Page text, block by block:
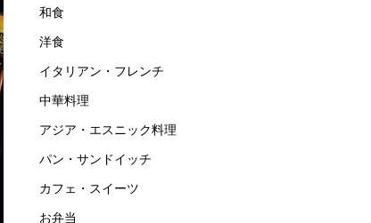
和食
洋食
イタリアン・フレンチ
中華料理
アジア・エスニック料理
パン・サンドイッチ
カフェ・スイーツ
お弁当